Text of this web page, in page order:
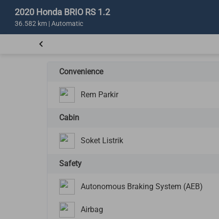
2020 Honda BRIO RS 1.2
36.582 km | Automatic
Convenience
Rem Parkir
Cabin
Soket Listrik
Safety
Autonomous Braking System (AEB)
Airbag